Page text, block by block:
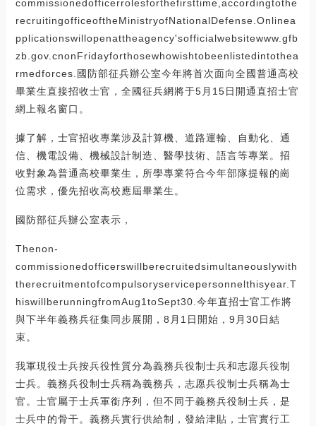
commissionedofficerrolesforthefirsttime,accordingtothe
recruitingofficeoftheMinistryofNationalDefense.Onlinea
pplicationswillopenattheagency'sofficialwebsitewww.gfb
zb.gov.cnonFridayforthosewhowishtobeenlistedintothea
rmedforces.國防部征兵辦公室今年將首次面向全國普通高校
畢業生直接招收士官，全國征兵網將于5月15日開通直招士官
網上報名窗口。
據了解，士官招收專業涉及計算機、道路運輸、自動化、通
信、機電設備、機械設計制造、醫學技術、語言等專業。招
收對象為普通高校畢業生，所學專業符合今年部隊提報的崗
位需求，優先招收高校應屆畢業生。
國防部征兵辦公室表示，
Thenon-
commissionedofficerswillberecruitedsimultaneouslywith
therecruitmentofcompulsoryservicepersonnelthisyear.T
hiswillberunningfromAug1toSept30.今年直招士官工作將
與下半年義務兵征集同步展開，8月1日開始，9月30日結
束。
我軍現役士兵按兵役性質分為義務兵役制士兵和志愿兵役制
士兵。義務兵役制士兵稱為義務兵，志愿兵役制士兵稱為士
官。士官屬于士兵軍銜序列，但不同于義務兵役制士兵，是
士兵中的骨干。義務兵實行供給制，發給津貼，士官實行工